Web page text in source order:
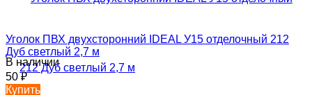
Уголок ПВХ двухсторонний IDEAL У15 отделочный 212
Дуб светлый 2,7 м
В наличии
50₽
Купить